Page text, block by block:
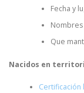
Fecha y
Que
Nacidos en